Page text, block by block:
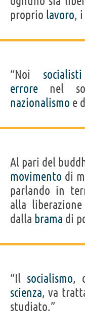
proprio lavoro,
“Noi socialisti
errore nel
nazionalismo e
Al pari del
movimento di
parlando in
alla
dalla brama di
“Il socialismo,
scienza, va
studiato.”